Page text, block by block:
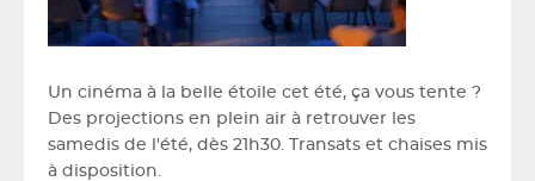
Un cinéma à la belle étoile cet été, ça vous tente ?
Des projections en plein air à retrouver les
samedis de l'été, dès 21h30. Transats et chaises mis
à disposition.